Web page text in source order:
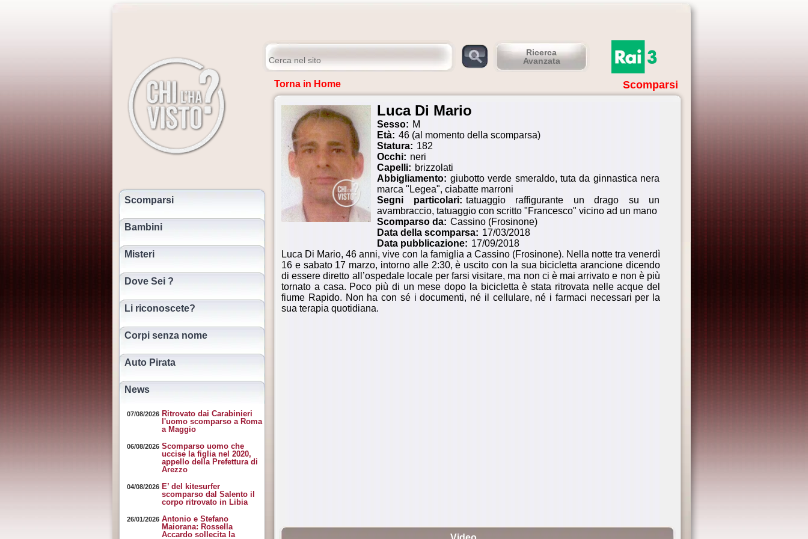
Ricerca
Avanzata
Scomparsi
Bambini
Misteri
Dove Sei ?
Li riconoscete?
Corpi senza nome
Auto Pirata
News
07/08/2026 Ritrovato dai Carabinieri
l'uomo scomparso a Roma
a Maggio
06/08/2026 Scomparso uomo che
uccise la figlia nel 2020,
appello della Prefettura di
Arezzo
04/08/2026 E’ del kitesurfer
scomparso dal Salento il
corpo ritrovato in Libia
26/01/2026 Antonio e Stefano
Maiorana: Rossella
Accardo sollecita la
Torna in Home Scomparsi
Luca Di Mario
Sesso: M
Età: 46 (al momento della scomparsa)
Statura: 182
Occhi: neri
Capelli: brizzolati
Abbigliamento: giubotto verde smeraldo, tuta da ginnastica nera
marca "Legea", ciabatte marroni
Segni particolari: tatuaggio raffigurante un drago su un
avambraccio, tatuaggio con scritto "Francesco" vicino ad un mano
Scomparso da: Cassino (Frosinone)
Data della scomparsa: 17/03/2018
Data pubblicazione: 17/09/2018
Luca Di Mario, 46 anni, vive con la famiglia a Cassino (Frosinone). Nella notte tra venerdì
16 e sabato 17 marzo, intorno alle 2:30, è uscito con la sua bicicletta arancione dicendo
di essere diretto all’ospedale locale per farsi visitare, ma non ci è mai arrivato e non è più
tornato a casa. Poco più di un mese dopo la bicicletta è stata ritrovata nelle acque del
fiume Rapido. Non ha con sé i documenti, né il cellulare, né i farmaci necessari per la
sua terapia quotidiana.